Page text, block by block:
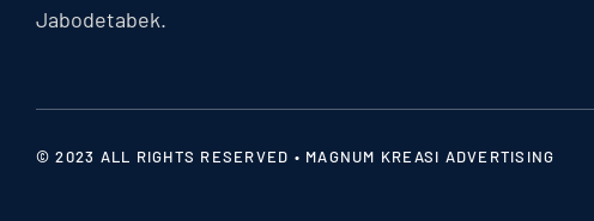
Jabodetabek.
© 2023 ALL RIGHTS RESERVED • MAGNUM KREASI ADVERTISING